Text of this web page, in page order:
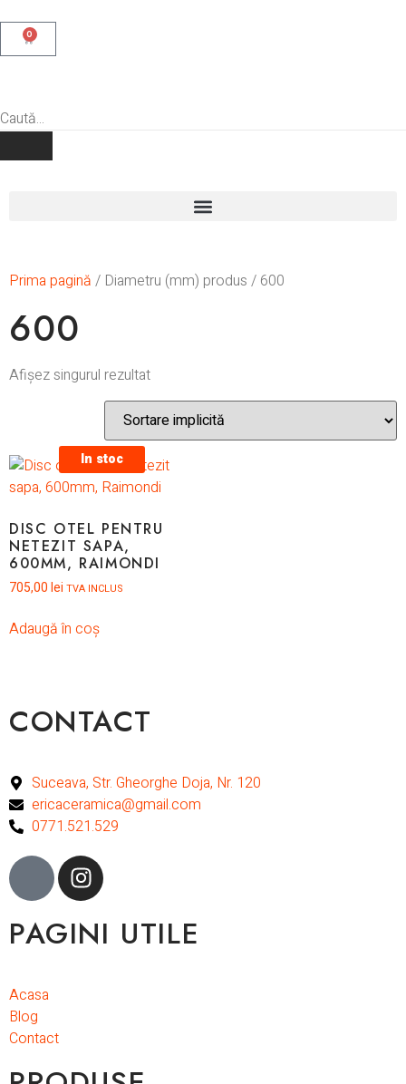
0
Prima pagină / Diametru (mm) produs / 600
600
Afișez singurul rezultat
In stoc
DISC OTEL PENTRU
NETEZIT SAPA,
600MM, RAIMONDI
705,00 lei TVA INCLUS
Adaugă în coș
CONTACT
Suceava, Str. Gheorghe Doja, Nr. 120
ericaceramica@gmail.com
0771.521.529
PAGINI UTILE
Acasa
Blog
Contact